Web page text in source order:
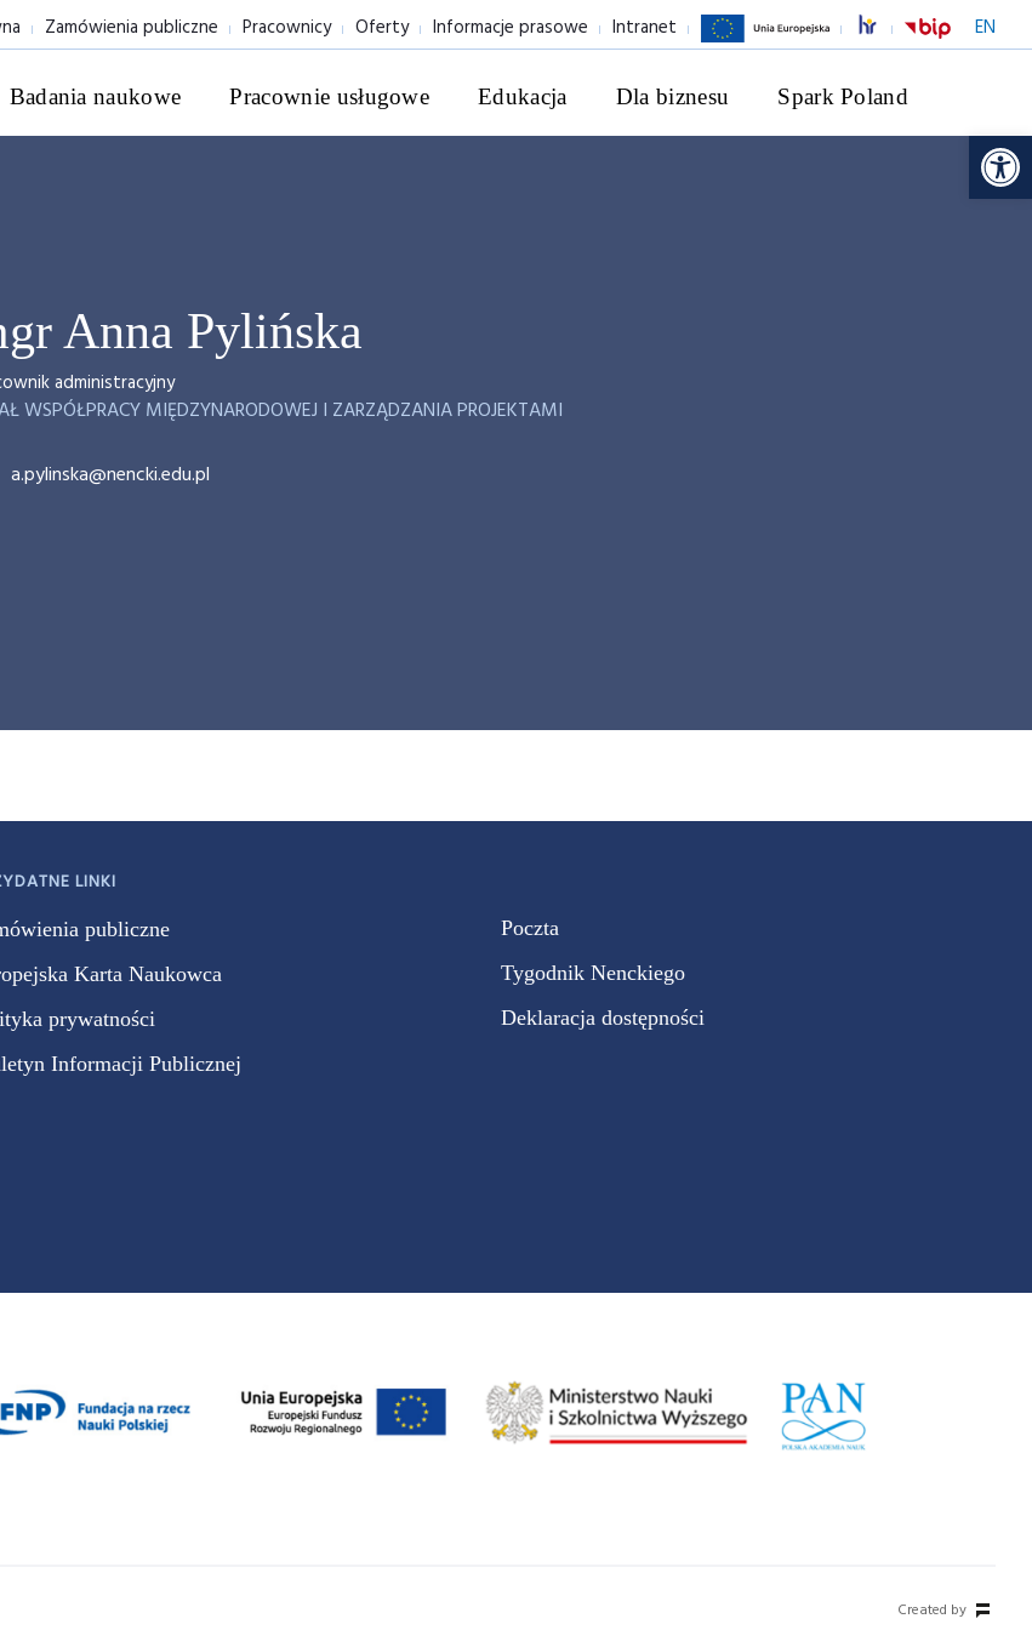
EN
Zamówienia publiczne Pracownicy Oferty Informacje prasowe Intranet
Badania naukowe Pracownie usługowe Edukacja Dla biznesu Spark Poland
Anna Pylińska
administracyjny
WSPÓŁPRACY MIĘDZYNARODOWEJ I ZARZĄDZANIA PROJEKTAMI
a.pylinska@nencki.edu.pl
LINKI
publiczne
Karta Naukowca
prywatności
Informacji Publicznej
Poczta
Tygodnik Nenckiego
Deklaracja dostępności
Created by